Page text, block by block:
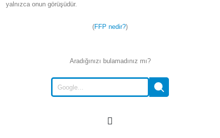
yalnızca onun görüşüdür.
(FFP nedir?)
Aradığınızı bulamadınız mı?